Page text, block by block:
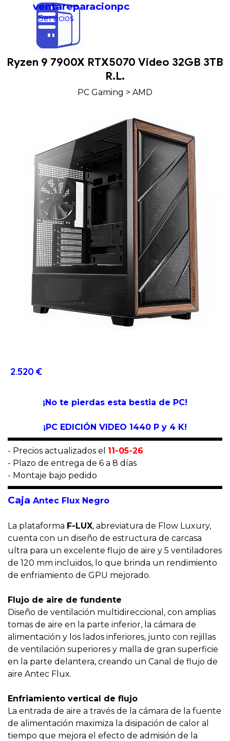
Vaya al Contenido
Saltar menú
Servicios
ventareparacionpc
Ryzen 9 7900X RTX5070 Video 32GB 3TB
R.L.
PC Gaming > AMD
2.520 €
¡No te pierdas esta bestia de PC!
¡PC EDICIÓN VIDEO 1440 P y 4 K!
- Precios actualizados el 11-05-26
- Plazo de entrega de 6 a 8 días
- Montaje bajo pedido
Caja Antec Flux Negro
La plataforma F-LUX, abreviatura de Flow Luxury,
cuenta con un diseño de estructura de carcasa
ultra para un excelente flujo de aire y 5 ventiladores
de 120 mm incluidos, lo que brinda un rendimiento
de enfriamiento de GPU mejorado.
Flujo de aire de fundente
Diseño de ventilación multidireccional, con amplias
tomas de aire en la parte inferior, la cámara de
alimentación y los lados inferiores, junto con rejillas
de ventilación superiores y malla de gran superficie
en la parte delantera, creando un Canal de flujo de
aire Antec Flux.
Enfriamiento vertical de flujo
La entrada de aire a través de la cámara de la fuente
de alimentación maximiza la disipación de calor al
tiempo que mejora el efecto de admisión de la